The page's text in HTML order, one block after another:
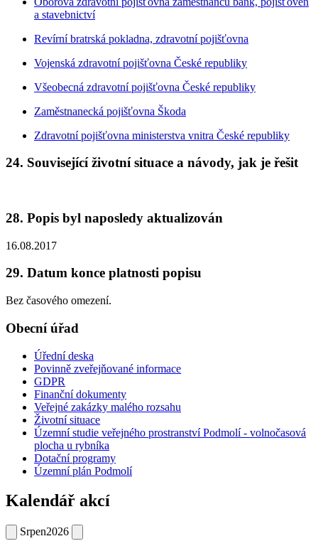
a stavebnictví
Revírní bratrská pokladna, zdravotní pojišťovna
Vojenská zdravotní pojišťovna České republiky
Všeobecná zdravotní pojišťovna České republiky
Zaměstnanecká pojišťovna Škoda
Zdravotní pojišťovna ministerstva vnitra České republiky
24. Související životní situace a návody, jak je řešit
28. Popis byl naposledy aktualizován
16.08.2017
29. Datum konce platnosti popisu
Bez časového omezení.
Obecní úřad
Úřední deska
Povinně zveřejňované informace
GDPR
Finanční dokumenty
Veřejné zakázky malého rozsahu
Životní situace
Územní studie veřejného prostranství Podmolí - volnočasová
plocha u rybníka
Dotační programy
Územní plán Podmolí
Kalendář akcí
Srpen2026